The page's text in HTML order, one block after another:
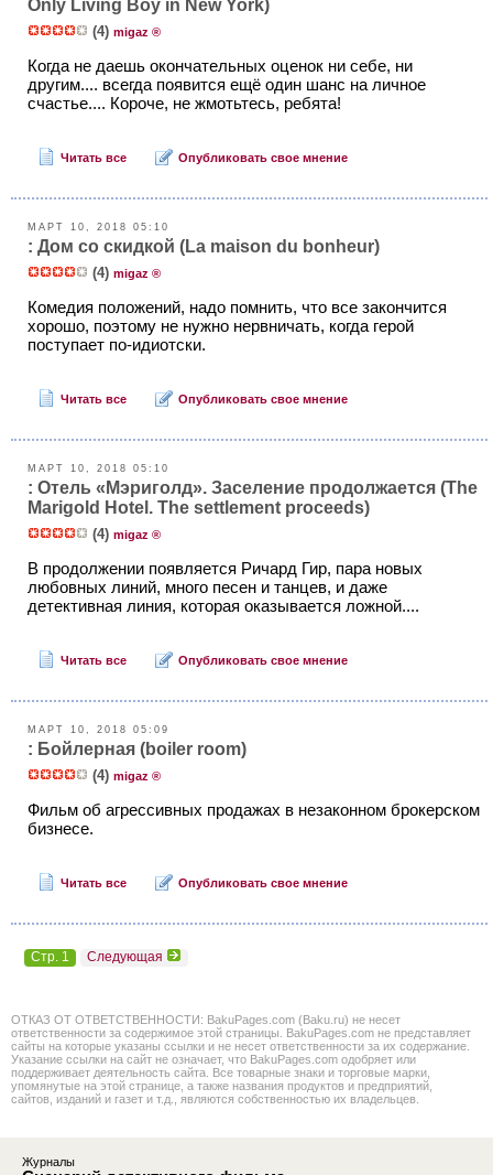
Only Living Boy in New York)
(4) migaz ®
Когда не даешь окончательных оценок ни себе, ни
другим.... всегда появится ещё один шанс на личное
счастье.... Короче, не жмотьтесь, ребята!
Читать все Опубликовать свое мнение
МАРТ 10, 2018 05:10
: Дом со скидкой (La maison du bonheur)
(4) migaz ®
Комедия положений, надо помнить, что все закончится
хорошо, поэтому не нужно нервничать, когда герой
поступает по-идиотски.
Читать все Опубликовать свое мнение
МАРТ 10, 2018 05:10
: Отель «Мэриголд». Заселение продолжается (The
Marigold Hotel. The settlement proceeds)
(4) migaz ®
В продолжении появляется Ричард Гир, пара новых
любовных линий, много песен и танцев, и даже
детективная линия, которая оказывается ложной....
Читать все Опубликовать свое мнение
МАРТ 10, 2018 05:09
: Бойлерная (boiler room)
(4) migaz ®
Фильм об агрессивных продажах в незаконном брокерском
бизнесе.
Читать все Опубликовать свое мнение
Стр. 1 Следующая
ОТКАЗ ОТ ОТВЕТСТВЕННОСТИ: BakuPages.com (Baku.ru) не несет
ответственности за содержимое этой страницы. BakuPages.com не представляет
сайты на которые указаны ссылки и не несет ответственности за их содержание.
Указание ссылки на сайт не означает, что BakuPages.com одобряет или
поддерживает деятельность сайта. Все товарные знаки и торговые марки,
упомянутые на этой странице, а также названия продуктов и предприятий,
сайтов, изданий и газет и т.д., являются собственностью их владельцев.
Журналы